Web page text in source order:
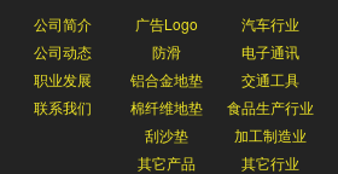
公司简介
公司动态
职业发展
联系我们
广告Logo
防滑
铝合金地垫
棉纤维地垫
刮沙垫
其它产品
汽车行业
电子通讯
交通工具
食品生产行业
加工制造业
其它行业